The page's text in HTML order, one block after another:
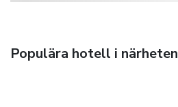
Populära hotell i närheten